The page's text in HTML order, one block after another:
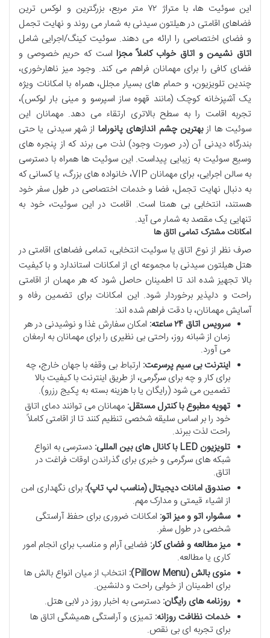
این سوئیت ها، با متراژ ۷۲ متر مربع، بزرگترین و لوکس ترین
فضاهای اقامتی در هیلتون سیدنی به شمار می روند و نهایت تجمل
و فضای اختصاصی را ارائه می دهند. سوئیت کینگ/اجرایی شامل
اتاق نشیمن و اتاق خواب کاملاً مجزااست که حریم خصوصی و
فضای کافی را برای مهمانان فراهم می کند. وجود میز ناهارخوری،
چندین تلویزیون، و حمام های بسیار مجلل، همراه با امکانات ویژه
یک آشپزخانه کوچک (مانند قهوه ساز اسپرسو و مینی بار لوکس)،
تجربه اقامت را به سطح بالاتری ارتقاء می دهد. مهمانان این
سوئیت ها ازبهترین چشم اندازهای پانوراما از شهر سیدنی یا حتی
بندرگاه دیدنی آن (در صورت وجود) لذت می برند که از پنجره های
وسیع سوئیت به زیبایی پیداست. این سوئیت ها همراه با دسترسی
به سالن اجرایی، برای مهمانان VIP، خانواده های بزرگ، یا کسانی که
به دنبال نهایت تجمل، فضا و خدمات اختصاصی در طول سفر خود
هستند، انتخابی بی همتا است. اقامت در این سوئیت، خود به
تنهایی یک مقصد به شمار می آید.
امکانات مشترک تمامی اتاق ها
صرف نظر از نوع اتاق یا سوئیت انتخابی، تمامی فضاهای اقامتی در
هتل هیلتون سیدنی با مجموعه ای از امکانات استاندارد و با کیفیت
بالا تجهیز شده اند تا اطمینان حاصل شود که هر مهمان از اقامتی
راحت و دلپذیر برخوردار شود. این امکانات برای تضمین رفاه و
آسایش مهمانان، با دقت فراهم شده اند:
سرویس اتاق ۲۴ ساعته:
امکان سفارش غذا و نوشیدنی در هر
زمان از شبانه روز، راحتی بی نظیری را برای مهمانان به ارمغان
می آورد.
اینترنت بی سیم پرسرعت: ارتباط بی وقفه با جهان خارج، چه
برای کار و چه برای سرگرمی، از طریق اینترنت با کیفیت بالا
تضمین می شود (رایگان یا با هزینه بسته به پکیج رزرو).
تهویه مطبوع با کنترل مستقل: مهمانان می توانند دمای اتاق
خود را بر اساس سلیقه شخصی تنظیم کنند تا از اقامتی کاملاً
راحت لذت ببرند.
تلویزیون LED با کانال های بین المللی:
دسترسی به انواع
شبکه های سرگرمی و خبری برای گذراندن اوقات فراغت در
اتاق.
صندوق امانات دیجیتال (مناسب لپ تاپ): برای نگهداری امن
از اشیاء قیمتی و مدارک مهم.
سشوار، اتو و میز اتو: امکانات ضروری برای حفظ آراستگی
شخصی در طول سفر.
میز مطالعه و فضای کار: فضایی آرام و مناسب برای انجام امور
کاری یا مطالعه.
منوی بالش (Pillow Menu):
انتخاب از میان انواع بالش ها
برای اطمینان از خوابی راحت و دلنشین.
روزنامه های رایگان: دسترسی به اخبار روز در لابی هتل.
خدمات نظافت روزانه: تمیزی و آراستگی همیشگی اتاق ها
برای تجربه ای بی نقص.